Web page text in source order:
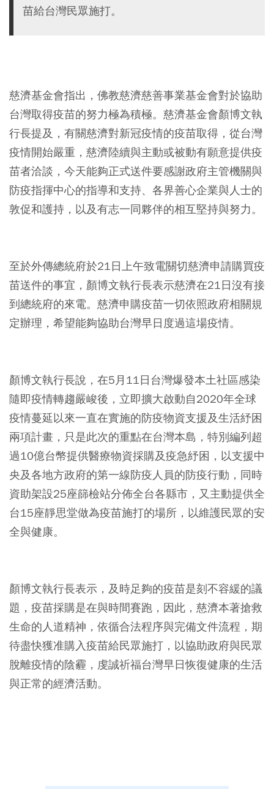
苗給台灣民眾施打。
慈濟基金會指出，佛教慈濟慈善事業基金會對於協助
台灣取得疫苗的努力極為積極。慈濟基金會顏博文執
行長提及，有關慈濟對新冠疫情的疫苗取得，從台灣
疫情開始嚴重，慈濟陸續與主動或被動有願意提供疫
苗者洽談，今天能夠正式送件要感謝政府主管機關與
防疫指揮中心的指導和支持、各界善心企業與人士的
敦促和護持，以及有志一同夥伴的相互堅持與努力。
至於外傳總統府於21日上午致電關切慈濟申請購買疫
苗送件的事宜，顏博文執行長表示慈濟在21日沒有接
到總統府的來電。慈濟申購疫苗一切依照政府相關規
定辦理，希望能夠協助台灣早日度過這場疫情。
顏博文執行長說，在5月11日台灣爆發本土社區感染
隨即疫情轉趨嚴峻後，立即擴大啟動自2020年全球
疫情蔓延以來一直在實施的防疫物資支援及生活紓困
兩項計畫，只是此次的重點在台灣本島，特別編列超
過10億台幣提供醫療物資採購及疫急紓困，以支援中
央及各地方政府的第一線防疫人員的防疫行動，同時
資助架設25座篩檢站分佈全台各縣市，又主動提供全
台15座靜思堂做為疫苗施打的場所，以維護民眾的安
全與健康。
顏博文執行長表示，及時足夠的疫苗是刻不容緩的議
題，疫苗採購是在與時間賽跑，因此，慈濟本著搶救
生命的人道精神，依循合法程序與完備文件流程，期
待盡快獲准購入疫苗給民眾施打，以協助政府與民眾
脫離疫情的陰霾，虔誠祈福台灣早日恢復健康的生活
與正常的經濟活動。